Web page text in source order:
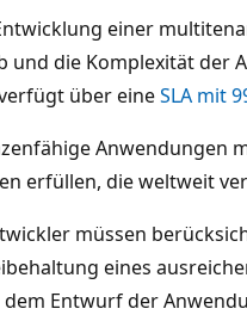
einer
und die Komplexität der
über eineSLA mit
Anwendungen
erfüllen, die weltweit
müssen
eines
Entwurf der